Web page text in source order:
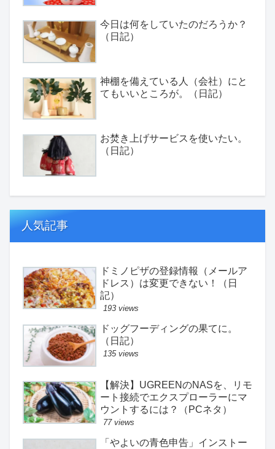
今日は何をしていたのだろうか？
（日記）
神棚を備えている人（会社）にと
てもいいところが。（日記）
お焚き上げサービスを使いたい。
（日記）
人気記事
ドミノピザの登録情報（メールア
ドレス）は変更できない！（日
記）
193 views
ドッグフーディングの果てに。
（日記）
135 views
【解決】UGREENのNASを、リモ
ート接続でエクスプローラーにマ
ウントするには？（PCネタ）
77 views
「やよいの青色申告」インストー